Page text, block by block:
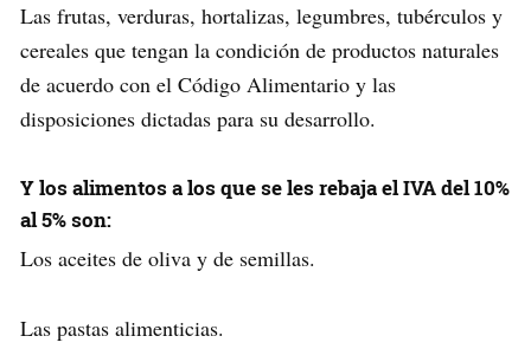
Las frutas, verduras, hortalizas, legumbres, tubérculos y
cereales que tengan la condición de productos naturales
de acuerdo con el Código Alimentario y las
disposiciones dictadas para su desarrollo.
Y los alimentos a los que se les rebaja el IVA del 10%
al 5% son:
Los aceites de oliva y de semillas.
Las pastas alimenticias.